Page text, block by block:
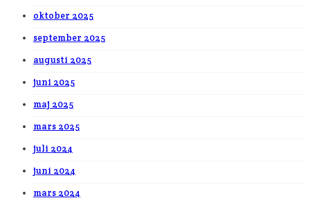
oktober 2025
september 2025
augusti 2025
juni 2025
maj 2025
mars 2025
juli 2024
juni 2024
mars 2024